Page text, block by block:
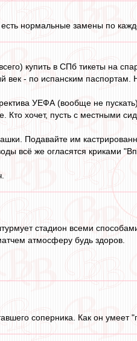
нормальные замены по
купить в СПб тикеты на
век - по испанским
УЕФА (вообще не
Кто хочет, пусть с местными
Подавайте им
всё же огласятся криками
стадион всеми
атмосферу будь здоров.
соперника. Как он умеет